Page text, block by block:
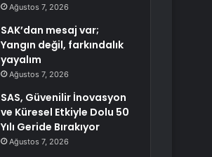
Ağustos 7, 2026
SAK’dan mesaj var;
Yangın değil, farkındalık
yayalım
Ağustos 7, 2026
SAS, Güvenilir İnovasyon
ve Küresel Etkiyle Dolu 50
Yılı Geride Bırakıyor
Ağustos 7, 2026